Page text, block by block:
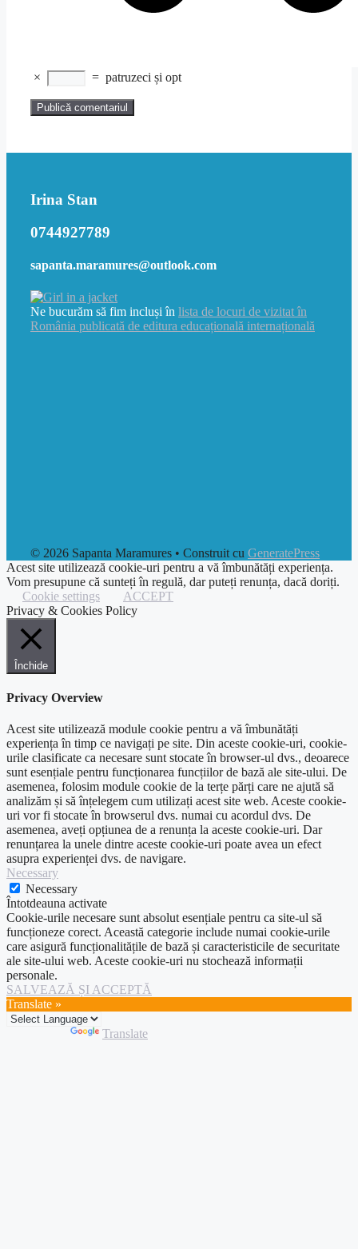
× = patruzeci și opt
Irina Stan
0744927789
sapanta.maramures@outlook.com
Ne bucurăm să fim incluși în lista de locuri de vizitat în
România publicată de editura educațională internațională
© 2026 Sapanta Maramures • Construit cu GeneratePress
Acest site utilizează cookie-uri pentru a vă îmbunătăți experiența.
Vom presupune că sunteți în regulă, dar puteți renunța, dacă doriți.
Cookie settings
ACCEPT
Privacy & Cookies Policy
Închide
Privacy Overview
Acest site utilizează module cookie pentru a vă îmbunătăți
experiența în timp ce navigați pe site. Din aceste cookie-uri, cookie-
urile clasificate ca necesare sunt stocate în browser-ul dvs., deoarece
sunt esențiale pentru funcționarea funcțiilor de bază ale site-ului. De
asemenea, folosim module cookie de la terțe părți care ne ajută să
analizăm și să înțelegem cum utilizați acest site web. Aceste cookie-
uri vor fi stocate în browserul dvs. numai cu acordul dvs. De
asemenea, aveți opțiunea de a renunța la aceste cookie-uri. Dar
renunțarea la unele dintre aceste cookie-uri poate avea un efect
asupra experienței dvs. de navigare.
Necessary
Necessary
Întotdeauna activate
Cookie-urile necesare sunt absolut esențiale pentru ca site-ul să
funcționeze corect. Această categorie include numai cookie-urile
care asigură funcționalitățile de bază și caracteristicile de securitate
ale site-ului web. Aceste cookie-uri nu stochează informații
personale.
SALVEAZĂ ȘI ACCEPTĂ
Translate »
Translate